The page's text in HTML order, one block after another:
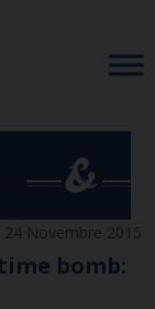
24 Novembre 2015
bomb: